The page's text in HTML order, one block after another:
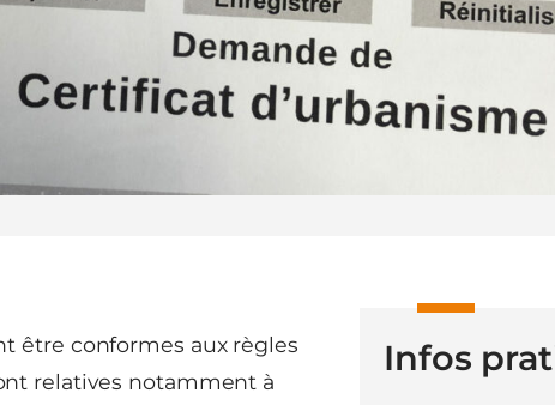
être conformes aux règles
relatives notamment à
Infos